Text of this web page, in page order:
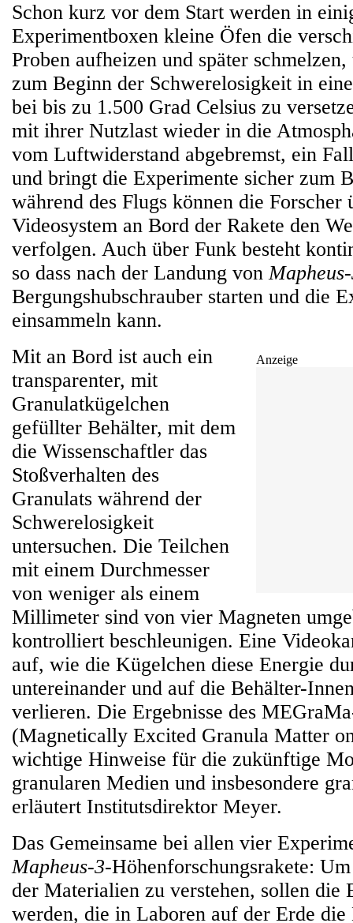
Schon kurz vor dem Start werden in
Experimentboxen kleine Öfen die
Proben aufheizen und später
zum Beginn der Schwerelosigkeit in
bei bis zu 1.500 Grad Celsius zu
mit ihrer Nutzlast wieder in die
vom Luftwiderstand abgebremst, ein
und bringt die Experimente sicher zum
während des Flugs können die Forscher
Videosystem an Bord der Rakete den
verfolgen. Auch über Funk besteht
so dass nach der Landung von
Bergungshubschrauber starten und die
einsammeln kann.
Anzeige
Mit an Bord ist auch ein
transparenter, mit
Granulatkügelchen
gefüllter Behälter, mit dem
die Wissenschaftler das
Stoßverhalten des
Granulats während der
Schwerelosigkeit
untersuchen. Die Teilchen
mit einem Durchmesser
von weniger als einem
Millimeter sind von vier Magneten
kontrolliert beschleunigen. Eine
auf, wie die Kügelchen diese Energie
untereinander und auf die Behälter-
verlieren. Die Ergebnisse des
(Magnetically Excited Granula Matter
wichtige Hinweise für die zukünftige
granularen Medien und insbesondere
erläutert Institutsdirektor Meyer.
Das Gemeinsame bei allen vier
Mapheus-3-Höhenforschungsrakete:
der Materialien zu verstehen, sollen die
werden, die in Laboren auf der Erde die